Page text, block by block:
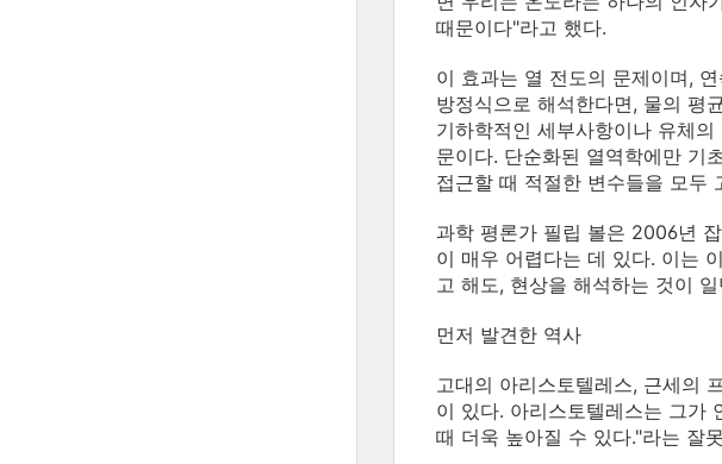
때문이다"라고 했다.
이 효과는 열 전도의 문제이며,
방정식으로 해석한다면, 물의 평
기하학적인 세부사항이나 유체
문이다. 단순화된 열역학에만 기
접근할 때 적절한 변수들을 모두
과학 평론가 필립 볼은 2006년
이 매우 어렵다는 데 있다. 이는
고 해도, 현상을 해석하는 것이
먼저 발견한 역사
고대의 아리스토텔레스, 근세의
이 있다. 아리스토텔레스는 그가
때 더욱 높아질 수 있다."라는 잘